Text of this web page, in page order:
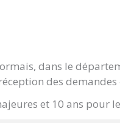
dans le
des demandes
et 10 ans pour